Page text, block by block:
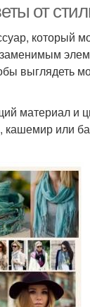
от
который
выглядеть
материал и
кашемир или